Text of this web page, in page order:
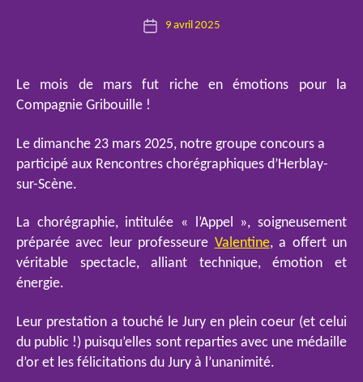
E
Date9 avril 2025
Le mois de mars fut riche en émotions pour la
Compagnie Gribouille !
Le dimanche 23 mars 2025, notre groupe concours a
participé aux Rencontres chorégraphiques d’Herblay-
sur-Scène.
La chorégraphie, intitulée « l’Appel », soigneusement
préparée avec leur professeure Valentine, a offert un
véritable spectacle, alliant technique, émotion et
énergie.
Leur prestation a touché le Jury en plein coeur (et celui
du public !) puisqu’elles sont reparties avec une médaille
d’or et les félicitations du Jury à l’unanimité.